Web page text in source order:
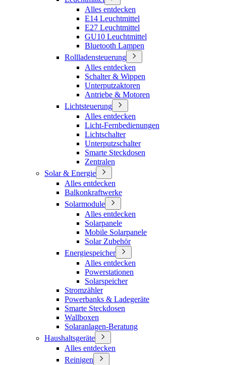
Alles entdecken
E14 Leuchtmittel
E27 Leuchtmittel
GU10 Leuchtmittel
Bluetooth Lampen
Rollladensteuerung
Alles entdecken
Schalter & Wippen
Unterputzaktoren
Antriebe & Motoren
Lichtsteuerung
Alles entdecken
Licht-Fernbedienungen
Lichtschalter
Unterputzschalter
Smarte Steckdosen
Zentralen
Solar & Energie
Alles entdecken
Balkonkraftwerke
Solarmodule
Alles entdecken
Solarpanele
Mobile Solarpanele
Solar Zubehör
Energiespeicher
Alles entdecken
Powerstationen
Solarspeicher
Stromzähler
Powerbanks & Ladegeräte
Smarte Steckdosen
Wallboxen
Solaranlagen-Beratung
Haushaltsgeräte
Alles entdecken
Reinigen